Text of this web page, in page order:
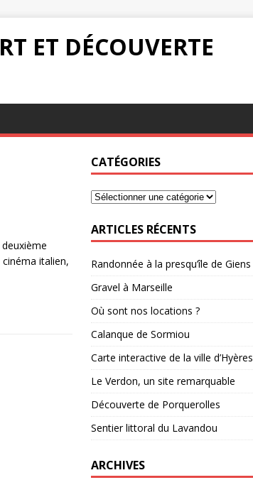
ET DÉCOUVERTE
italien,
CATÉGORIES
ARTICLES RÉCENTS
Randonnée à la presqu’île de Giens
Gravel à Marseille
Où sont nos locations ?
Calanque de Sormiou
Carte interactive de la ville d’Hyères
Le Verdon, un site remarquable
Découverte de Porquerolles
Sentier littoral du Lavandou
ARCHIVES